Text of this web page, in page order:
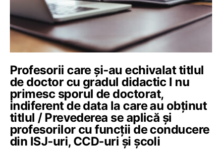
Profesorii care și-au echivalat titlul
de doctor cu gradul didactic I nu
primesc sporul de doctorat,
indiferent de data la care au obținut
titlul / Prevederea se aplică și
profesorilor cu funcții de conducere
din ISJ-uri, CCD-uri și școli